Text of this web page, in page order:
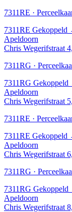
7311RE ·
7311RE Gekoppeld
Apeldoorn
Chris Wegerifstraat
7311RG ·
7311RG Gekoppeld
Apeldoorn
Chris Wegerifstraat
7311RE ·
7311RE Gekoppeld
Apeldoorn
Chris Wegerifstraat
7311RG ·
7311RG Gekoppeld
Apeldoorn
Chris Wegerifstraat